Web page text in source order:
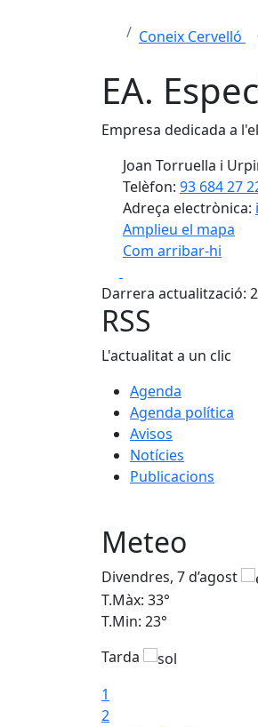
Coneix Cervelló
EA.
Empresa dedicada a
Joan Torruella i
Telèfon: 93 684 27
Adreça electrònica:
Amplieu el mapa
Com arribar-hi
+
−
Darrera actualització:
RSS
L'actualitat a un clic
Agenda
Agenda política
Avisos
Notícies
Publicacions
Meteo
Divendres, 7 d’agost
T.Màx: 33°
T.Min: 23°
Tarda
1
2